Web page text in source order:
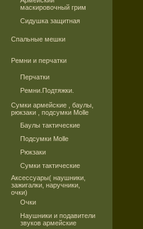
маскировочный грим
Сидушка защитная
Спальные мешки
Ремни и перчатки
Перчатки
Ремни.Подтяжки.
Сумки армейские , баулы,
рюкзаки , подсумки Molle
Баулы тактические
Подсумки Molle
Рюкзаки
Сумки тактические
Аксессуары( наушники,
зажигалки, наручники,
очки)
Очки
Наушники и подавители
звуков армейские